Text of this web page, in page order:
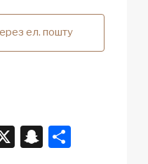
ел. пошту
X
S